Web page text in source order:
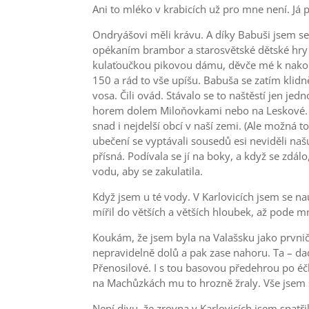
Ani to mléko v krabicích už pro mne není. Já
Ondryášovi měli krávu. A díky Babuši jsem
opékaním brambor a starosvětské dětské
kulaťoučkou pikovou dámu, děvče mé k
150 a rád to vše upíšu. Babuša se zatím
vosa. Čili ovád. Stávalo se to naštěstí jen
horem dolem Miloňovkami nebo na
snad i nejdelší obcí v naší zemi. (Ale možná
ubečení se vyptávali sousedů esi neviděli
přísná. Podívala se jí na boky, a když se
vodu, aby se zakulatila.
Když jsem u té vody. V Karlovicích jsem se
mířil do větších a větších hloubek, až pode
Koukám, že jsem byla na Valašsku jako
nepravidelně dolů a pak zase nahoru. Ta –
Přenosilové. I s tou basovou předehrou po
na Machůzkách mu to hrozně žraly. Vše jsem